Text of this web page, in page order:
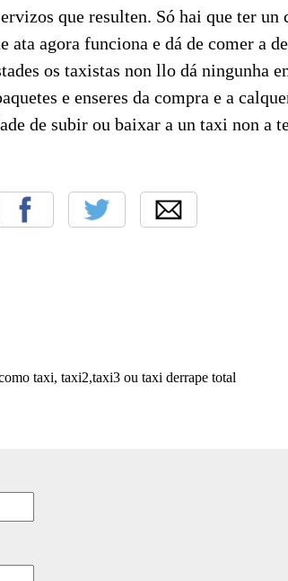
que resulten. Só hai que ter un
ata agora funciona e dá de comer a
os taxistas non llo dá ningunha
e enseres da compra e a
de subir ou baixar a un taxi non a
taxi, taxi2,taxi3 ou taxi derrape total